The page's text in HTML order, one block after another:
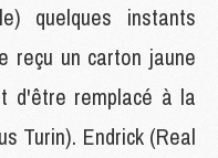
quelques instants
reçu un carton jaune
d'être remplacé à la
Turin). Endrick (Real